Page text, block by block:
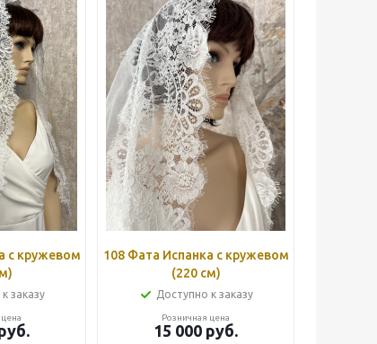
с кружевом
заказу
108 Фата Испанка с кружевом
(220 см)
Доступно к заказу
Розничная цена
15 000 руб.